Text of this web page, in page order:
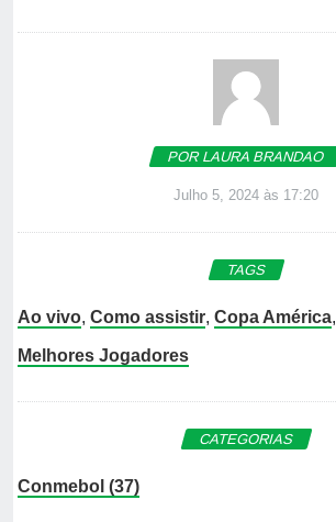
POR LAURA BRANDAO
Julho 5, 2024 às 17:20
TAGS
Ao vivo, Como assistir, Copa América,
Melhores Jogadores
CATEGORIAS
Conmebol (37)